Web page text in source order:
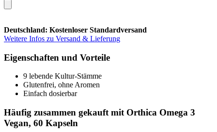
Deutschland: Kostenloser Standardversand
Weitere Infos zu Versand & Lieferung
Eigenschaften und Vorteile
9 lebende Kultur‑Stämme
Glutenfrei, ohne Aromen
Einfach dosierbar
Häufig zusammen gekauft mit Orthica Omega 3
Vegan, 60 Kapseln